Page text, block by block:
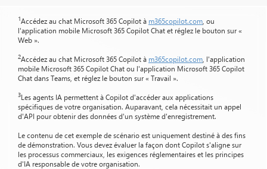
1Accédez au chat Microsoft 365 Copilot à m365copilot.com , ou
l'application mobile Microsoft 365 Copilot Chat et réglez le bouton sur «
Web ».
2Accédez au chat Microsoft 365 Copilot à m365copilot.com , l'application
mobile Microsoft 365 Copilot Chat ou l'application Microsoft 365 Copilot
Chat dans Teams, et réglez le bouton sur « Travail ».
3Les agents IA permettent à Copilot d'accéder aux applications
spécifiques de votre organisation. Auparavant, cela nécessitait un appel
d'API pour obtenir des données d'un système d'enregistrement.
Le contenu de cet exemple de scénario est uniquement destiné à des fins
de démonstration. Vous devez évaluer la façon dont Copilot s'aligne sur
les processus commerciaux, les exigences réglementaires et les principes
d'IA responsable de votre organisation.